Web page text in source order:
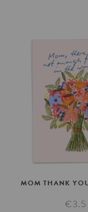
MOM THANK
€3.5